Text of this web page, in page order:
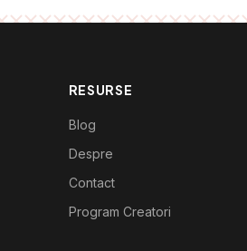
RESURSE
Blog
Despre
Contact
Program Creatori